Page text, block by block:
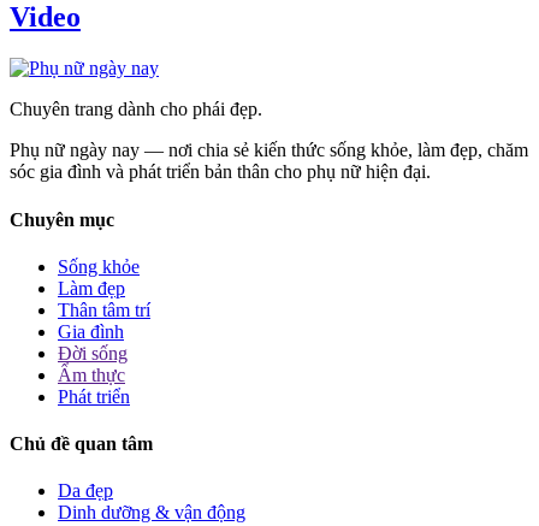
Video
Chuyên trang dành cho phái đẹp.
Phụ nữ ngày nay — nơi chia sẻ kiến thức sống khỏe, làm đẹp, chăm
sóc gia đình và phát triển bản thân cho phụ nữ hiện đại.
Chuyên mục
Sống khỏe
Làm đẹp
Thân tâm trí
Gia đình
Đời sống
Ẩm thực
Phát triển
Chủ đề quan tâm
Da đẹp
Dinh dưỡng & vận động